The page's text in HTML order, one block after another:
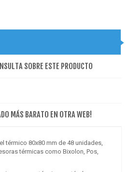
SOBRE ESTE PRODUCTO
MÁS BARATO EN OTRA WEB!
térmico 80x80 mm de 48 unidades,
térmicas como Bixolon, Pos,